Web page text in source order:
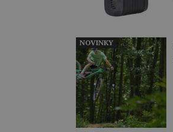
NOVINKY